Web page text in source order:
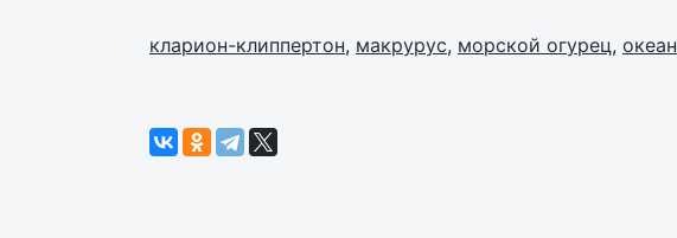
кларион-клиппертон, макрурус, морской огурец, океан